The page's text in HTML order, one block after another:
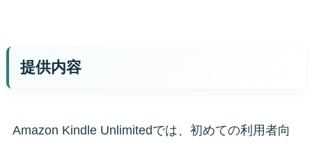
提供内容
Amazon Kindle Unlimitedでは、初めての利用者向